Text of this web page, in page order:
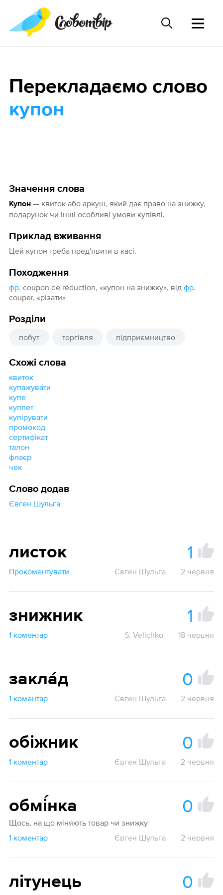
Значення слова
Купон— квиток або аркуш, який дає право на знижку,
подарунок чи інші особливі умови купівлі.
Приклад вживання
Цей купон треба пред'явити в касі.
Походження
фр. coupon de réduction, «купон на знижку», від фр.
couper, «різати»
Розділи
побут торгівля підприємництво
Схожі слова
квиток
купажува́ти
купе
куплет
купірувати
промокод
сертифікат
талон
флаєр
чек
Слово додав
Євген Шульга
Перекладаємо слово
купон
листок 1
Прокоментувати Євген Шульга 2 червня
знижник 1
1 коментар S. Velichko 18 червня
закла́д 0
1 коментар Євген Шульга 2 червня
обіжник 0
1 коментар Євген Шульга 2 червня
обмі́нка 0
Щось, на що міняють товар чи знижку
1 коментар
Євген Шульга 2 червня
літунець 0